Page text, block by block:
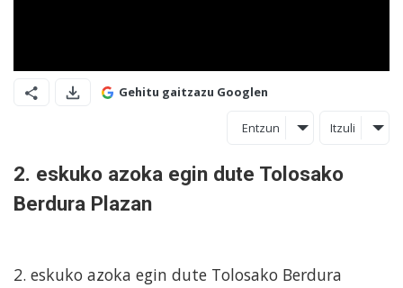
Gehitu gaitzazu Googlen
Entzun Itzuli
2. eskuko azoka egin dute Tolosako
Berdura Plazan
2. eskuko azoka egin dute Tolosako Berdura